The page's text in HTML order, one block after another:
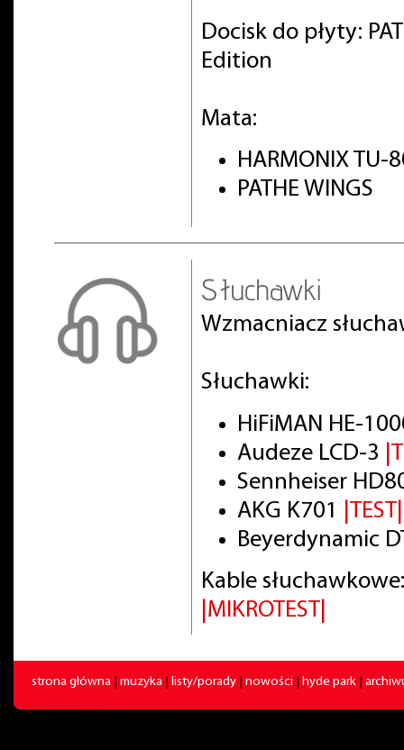
Docisk do płyty:
Edition
Mata:
HARMONIX TU-
PATHE WINGS
Słuchawki
Wzmacniacz
Słuchawki:
HiFiMAN HE-
Audeze LCD-3
Sennheiser
AKG K701
|TEST|
Beyerdynamic
Kable
|MIKROTEST|
strona główna muzyka listy/porady nowości hyde park